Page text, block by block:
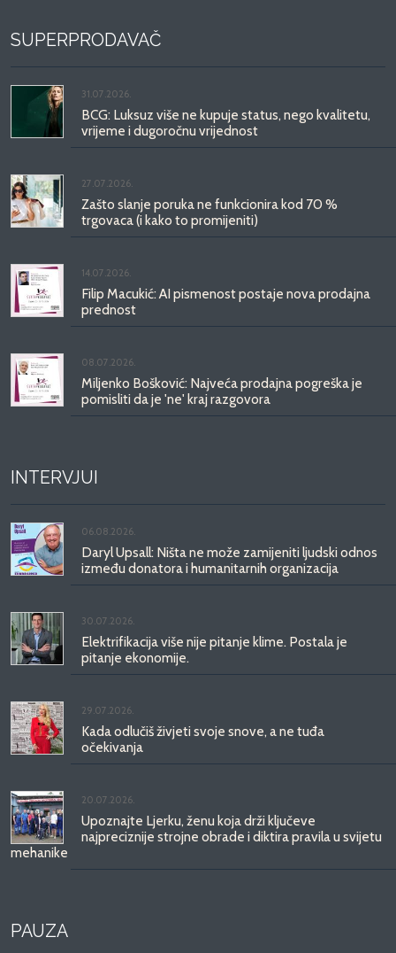
SUPERPRODAVAČ
31.07.2026.
BCG: Luksuz više ne kupuje status, nego kvalitetu,
vrijeme i dugoročnu vrijednost
27.07.2026.
Zašto slanje poruka ne funkcionira kod 70 %
trgovaca (i kako to promijeniti)
14.07.2026.
Filip Macukić: AI pismenost postaje nova prodajna
prednost
08.07.2026.
Miljenko Bošković: Najveća prodajna pogreška je
pomisliti da je 'ne' kraj razgovora
INTERVJUI
06.08.2026.
Daryl Upsall: Ništa ne može zamijeniti ljudski odnos
između donatora i humanitarnih organizacija
30.07.2026.
Elektrifikacija više nije pitanje klime. Postala je
pitanje ekonomije.
29.07.2026.
Kada odlučiš živjeti svoje snove, a ne tuđa
očekivanja
20.07.2026.
Upoznajte Ljerku, ženu koja drži ključeve
najpreciznije strojne obrade i diktira pravila u svijetu
mehanike
PAUZA